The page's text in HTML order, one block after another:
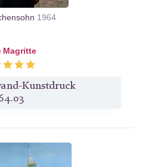
1964
Magritte
Kunstdruck